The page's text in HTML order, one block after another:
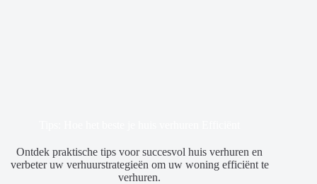
Ontdek praktische tips voor succesvol huis verhuren en
verbeter uw verhuurstrategieën om uw woning efficiënt te
verhuren.